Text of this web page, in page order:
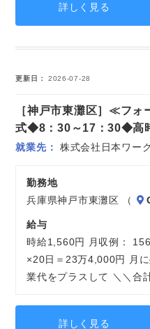
詳しく見る
更新日 2026-07-28
［神戸市東灘区］≪フ
式◆8：30～17：30◆高
就業先 株式会社日本ワー
勤務地
兵庫県神戸市東灘区 （
給与
時給1,560円 月収例：
×20日＝23万4,000円 月
業代をプラスして ＼＼合
詳しく見る